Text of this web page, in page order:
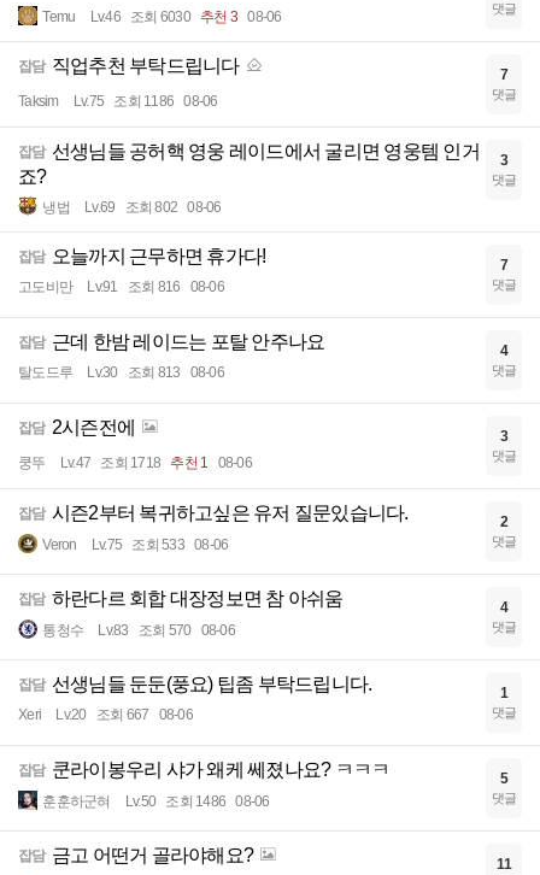
Temu Lv.46 조회 6030 추천 3 08-06 댓글
잡담 직업추천 부탁드립니다
Taksim Lv.75 조회 1186 08-06
7
댓글
잡담 선생님들 공허핵 영웅 레이드에서 굴리면 영웅템 인거
죠?
냉법 Lv.69 조회 802 08-06
3
댓글
잡담 오늘까지 근무하면 휴가다!
고도비만 Lv.91 조회 816 08-06
7
댓글
잡담 근데 한밤 레이드는 포탈 안주나요
탈도드루 Lv.30 조회 813 08-06
4
댓글
잡담 2시즌전에
쿵뚜 Lv.47 조회 1718 추천 1 08-06
3
댓글
잡담 시즌2부터 복귀하고싶은 유저 질문있습니다.
Veron Lv.75 조회 533 08-06
2
댓글
잡담 하란다르 회합 대장정보면 참 아쉬움
통청수 Lv.83 조회 570 08-06
4
댓글
잡담 선생님들 둔둔(풍요) 팁좀 부탁드립니다.
Xeri Lv.20 조회 667 08-06
1
댓글
잡담 쿤라이봉우리 샤가 왜케 쎄졌나요? ㅋㅋㅋ
훈훈하군혀 Lv.50 조회 1486 08-06
5
댓글
잡담 금고 어떤거 골라야해요? 11